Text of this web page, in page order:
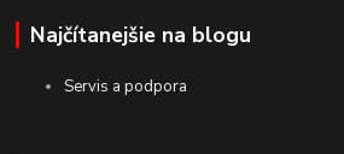
Najčítanejšie na blogu
Servis a podpora